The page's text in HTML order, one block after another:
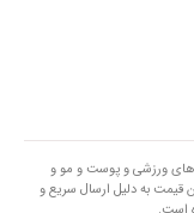
های ورزشی و پوست و مو و
قیمت به دلیل ارسال سریع و